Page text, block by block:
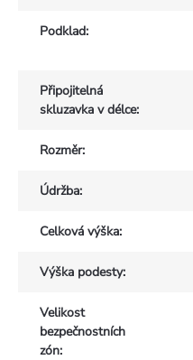
Podklad:
Připojitelná
skluzavka v délce:
Rozměr:
Údržba:
Celková výška:
Výška podesty:
Velikost
bezpečnostních
zón: